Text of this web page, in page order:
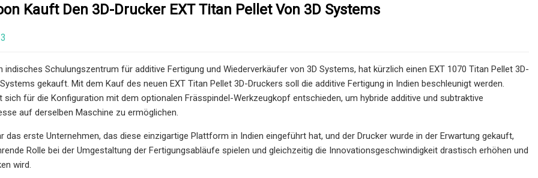
Kauft Den 3D-Drucker EXT Titan Pellet Von 3D Systems
indisches Schulungszentrum für additive Fertigung und Wiederverkäufer von 3D Systems, hat kürzlich einen EXT 1070 Titan Pellet 3D-
gekauft. Mit dem Kauf des neuen EXT Titan Pellet 3D-Druckers soll die additive Fertigung in Indien beschleunigt werden.
sich für die Konfiguration mit dem optionalen Frässpindel-Werkzeugkopf entschieden, um hybride additive und subtraktive
auf derselben Maschine zu ermöglichen.
das erste Unternehmen, das diese einzigartige Plattform in Indien eingeführt hat, und der Drucker wurde in der Erwartung gekauft,
Rolle bei der Umgestaltung der Fertigungsabläufe spielen und gleichzeitig die Innovationsgeschwindigkeit drastisch erhöhen und
wird.